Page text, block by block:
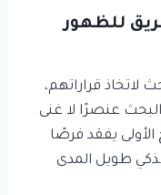
للظهور
لاتخاذ قراراتهم،
عنصرًا لا غنى
الأولى يفقد فرصًا
طويل المدى